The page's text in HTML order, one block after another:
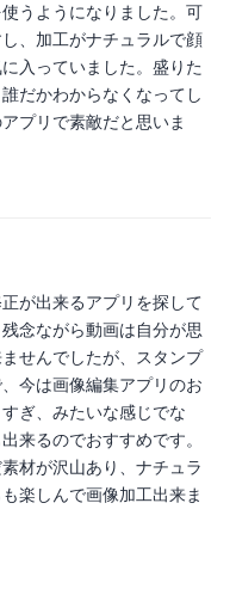
うようになりました。可
、加工がナチュラルで顔
入っていました。盛りた
だかわからなくなってし
プリで素敵だと思いま
が出来るアプリを探して
念ながら動画は自分が思
せんでしたが、スタンプ
今は画像編集アプリのお
ぎ、みたいな感じでな
来るのでおすすめです。
材が沢山あり、ナチュラ
楽しんで画像加工出来ま